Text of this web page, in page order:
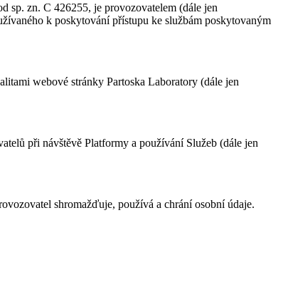
sp. zn. C 426255, je provozovatelem (dále jen
k poskytování přístupu ke službám poskytovaným
webové stránky Partoska Laboratory (dále jen
při návštěvě Platformy a používání Služeb (dále jen
shromažďuje, používá a chrání osobní údaje.